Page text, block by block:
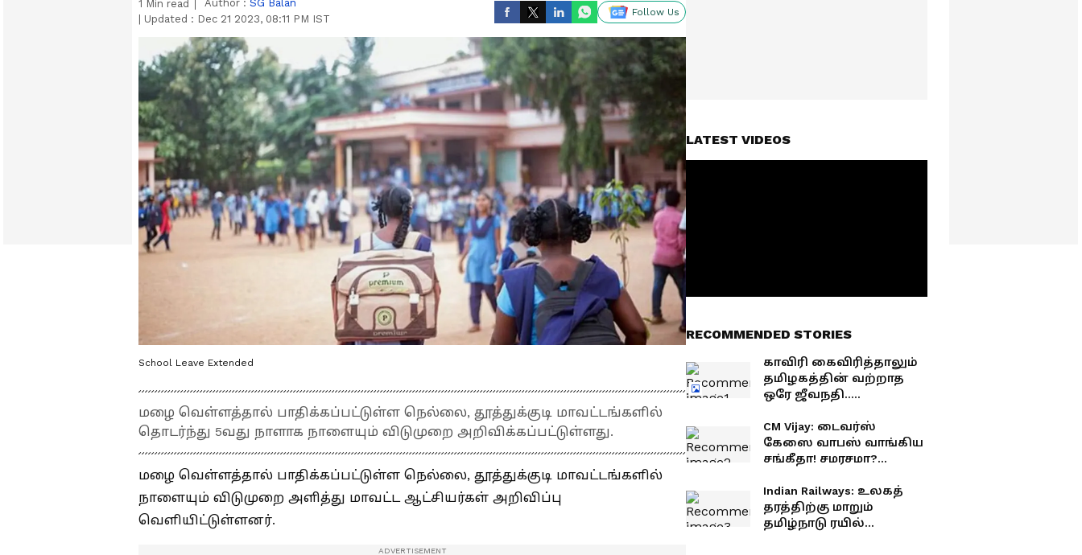
1 Min read Author : SG Balan
Updated : Dec 21 2023, 08:11 PM IST
Follow Us
School Leave Extended
மழை வெள்ளத்தால் பாதிக்கப்பட்டுள்ள நெல்லை, தூத்துக்குடி மாவட்டங்களில்
தொடர்ந்து 5வது நாளாக நாளையும் விடுமுறை அறிவிக்கப்பட்டுள்ளது.
மழை வெள்ளத்தால் பாதிக்கப்பட்டுள்ள நெல்லை, தூத்துக்குடி மாவட்டங்களில்
நாளையும் விடுமுறை அளித்து மாவட்ட ஆட்சியர்கள் அறிவிப்பு
வெளியிட்டுள்ளனர்.
LATEST VIDEOS
RECOMMENDED STORIES
காவிரி கைவிரித்தாலும்
தமிழகத்தின் வற்றாத
ஒரே ஜீவநதி..
நாளும் தண்ணீர் ஓடும்
ரகசியம் என்ன?
CM Vijay: டைவர்ஸ்
கேஸை வாபஸ் வாங்கிய
சங்கீதா! சமரசமா?
Indian Railways: உலகத்
தரத்திற்கு மாறும்
தமிழ்நாடு ரயில்